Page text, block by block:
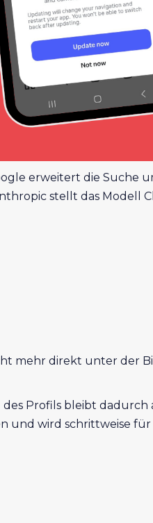
erweitert die Suche
stellt das Modell
mehr direkt unter der
Profils bleibt
und wird schrittweise